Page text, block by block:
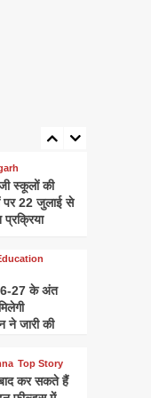
ऑनलाइन
स्कूलों की
पर 22 जुलाई से
27 के अंत
ने जारी की
Top Story
कर सकते हैं